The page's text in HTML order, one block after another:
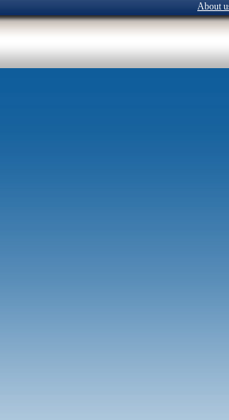
About